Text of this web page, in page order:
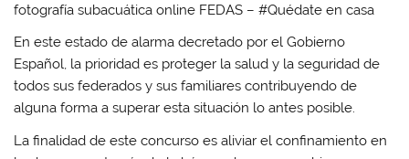
fotografía subacuática online FEDAS – #Quédate en casa
En este estado de alarma decretado por el Gobierno
Español, la prioridad es proteger la salud y la seguridad de
todos sus federados y sus familiares contribuyendo de
alguna forma a superar esta situación lo antes posible.
La finalidad de este concurso es aliviar el confinamiento en